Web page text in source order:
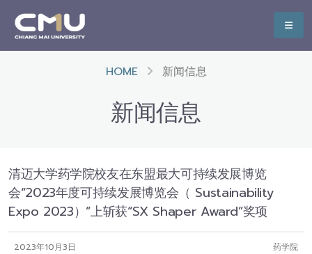
HOME 新闻信息
新闻信息
清迈大学药学院校友在东盟最大可持续发展博览
会“2023年度可持续发展博览会（ Sustainability
Expo 2023）”上斩获“SX Shaper Award”奖项
2023年10月3日 药学院